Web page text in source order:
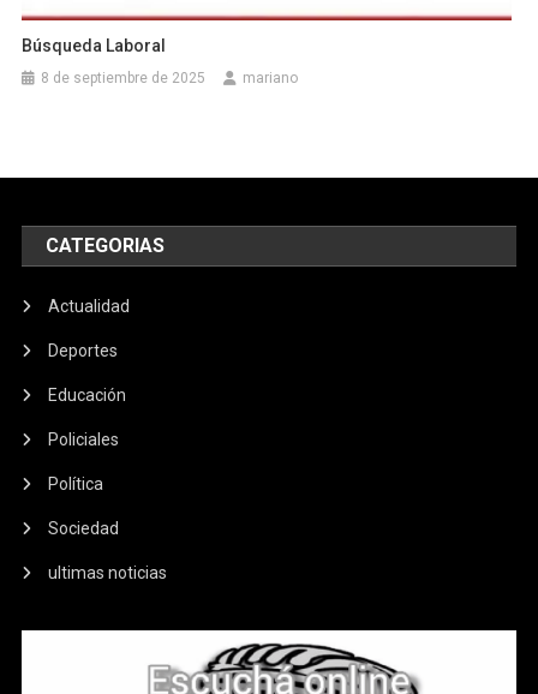
Búsqueda Laboral
8 de septiembre de 2025 mariano
CATEGORIAS
Actualidad
Deportes
Educación
Policiales
Política
Sociedad
ultimas noticias